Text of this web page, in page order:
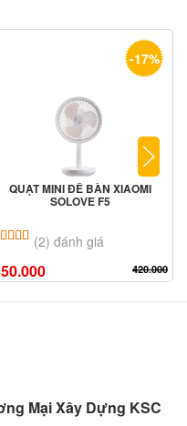
-17%
QUẠT MINI ĐỂ BÀN XIAOMI
SOLOVE F5
5.00 trên 5 dựa trên
(2) đánh giá
420.000
Mại Xây Dựng KSC